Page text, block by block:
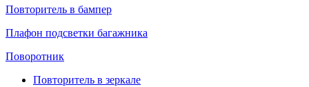
Повторитель в бампер
Плафон подсветки багажника
Поворотник
Повторитель в зеркале